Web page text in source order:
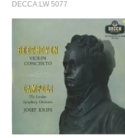
DECCA:LW 5077